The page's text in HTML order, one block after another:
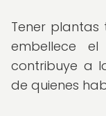
Tener plantas
embellece
contribuye a
de quienes